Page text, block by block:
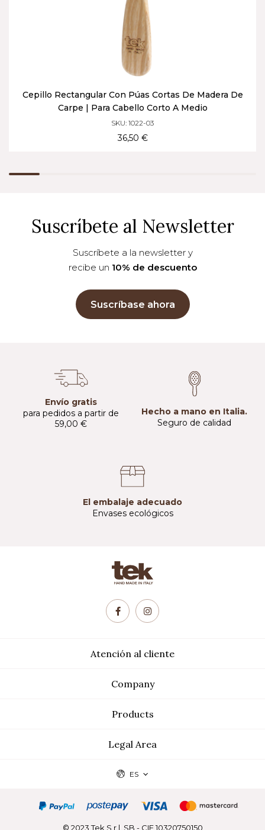
Cepillo Rectangular Con Púas Cortas De Madera De
Carpe | Para Cabello Corto A Medio
SKU: 1022-03
36,50 €
Suscríbete al Newsletter
Suscríbete a la newsletter y
recibe un 10% de descuento
Suscríbase ahora
Envío gratis
para pedidos a partir de
59,00 €
Hecho a mano en Italia.
Seguro de calidad
El embalaje adecuado
Envases ecológicos
Atención al cliente
Legal Area
Company
Products
ES
© 2023 Tek S.r.l. SB - CIF 10320750150